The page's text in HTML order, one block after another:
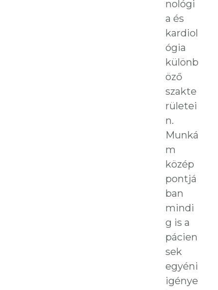
nológi
a és
kardiol
ógia
különb
öző
szakte
rületei
n.
Munká
m
közép
pontjá
ban
mindi
g is a
pácien
sek
egyéni
igénye